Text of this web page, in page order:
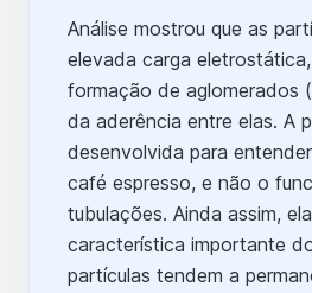
Análise mostrou que as
elevada carga
formação de aglomerados
da aderência entre elas. A
desenvolvida para
café espresso, e não o
tubulações. Ainda assim,
característica importante
partículas tendem a